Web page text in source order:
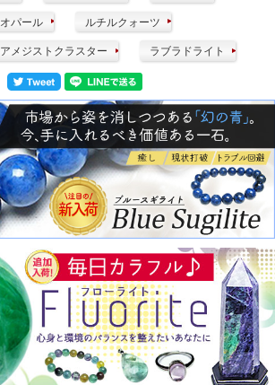
オパール ルチルクォーツ
アメジストクラスター ラブラドライト